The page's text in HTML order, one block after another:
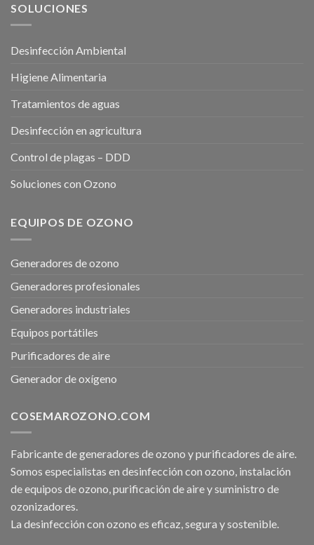
SOLUCIONES
Desinfección Ambiental
Higiene Alimentaria
Tratamientos de aguas
Desinfección en agricultura
Control de plagas – DDD
Soluciones con Ozono
EQUIPOS DE OZONO
Generadores de ozono
Generadores profesionales
Generadores industriales
Equipos portátiles
Purificadores de aire
Generador de oxígeno
COSEMAROZONO.COM
Fabricante de generadores de ozono y purificadores de aire.
Somos especialistas en desinfección con ozono, instalación
de equipos de ozono, purificación de aire y suministro de
ozonizadores.
La desinfección con ozono es eficaz, segura y sostenible.